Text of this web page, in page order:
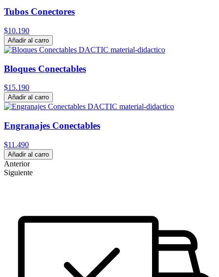
Tubos Conectores
$10.190
Añadir al carro
Bloques Conectables
$15.190
Añadir al carro
Engranajes Conectables
$11.490
Añadir al carro
Anterior
Siguiente